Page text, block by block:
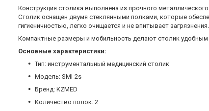
Конструкция столика выполнена из прочного
Столик оснащен двумя стеклянными полками, которые
гигиеничностью, легко очищается и не впитывает загрязнения.
Компактные размеры и мобильность делают столик
Основные характеристики:
Тип: инструментальный медицинский столик
Модель: SMI-2s
Бренд: KZMED
Количество полок: 2